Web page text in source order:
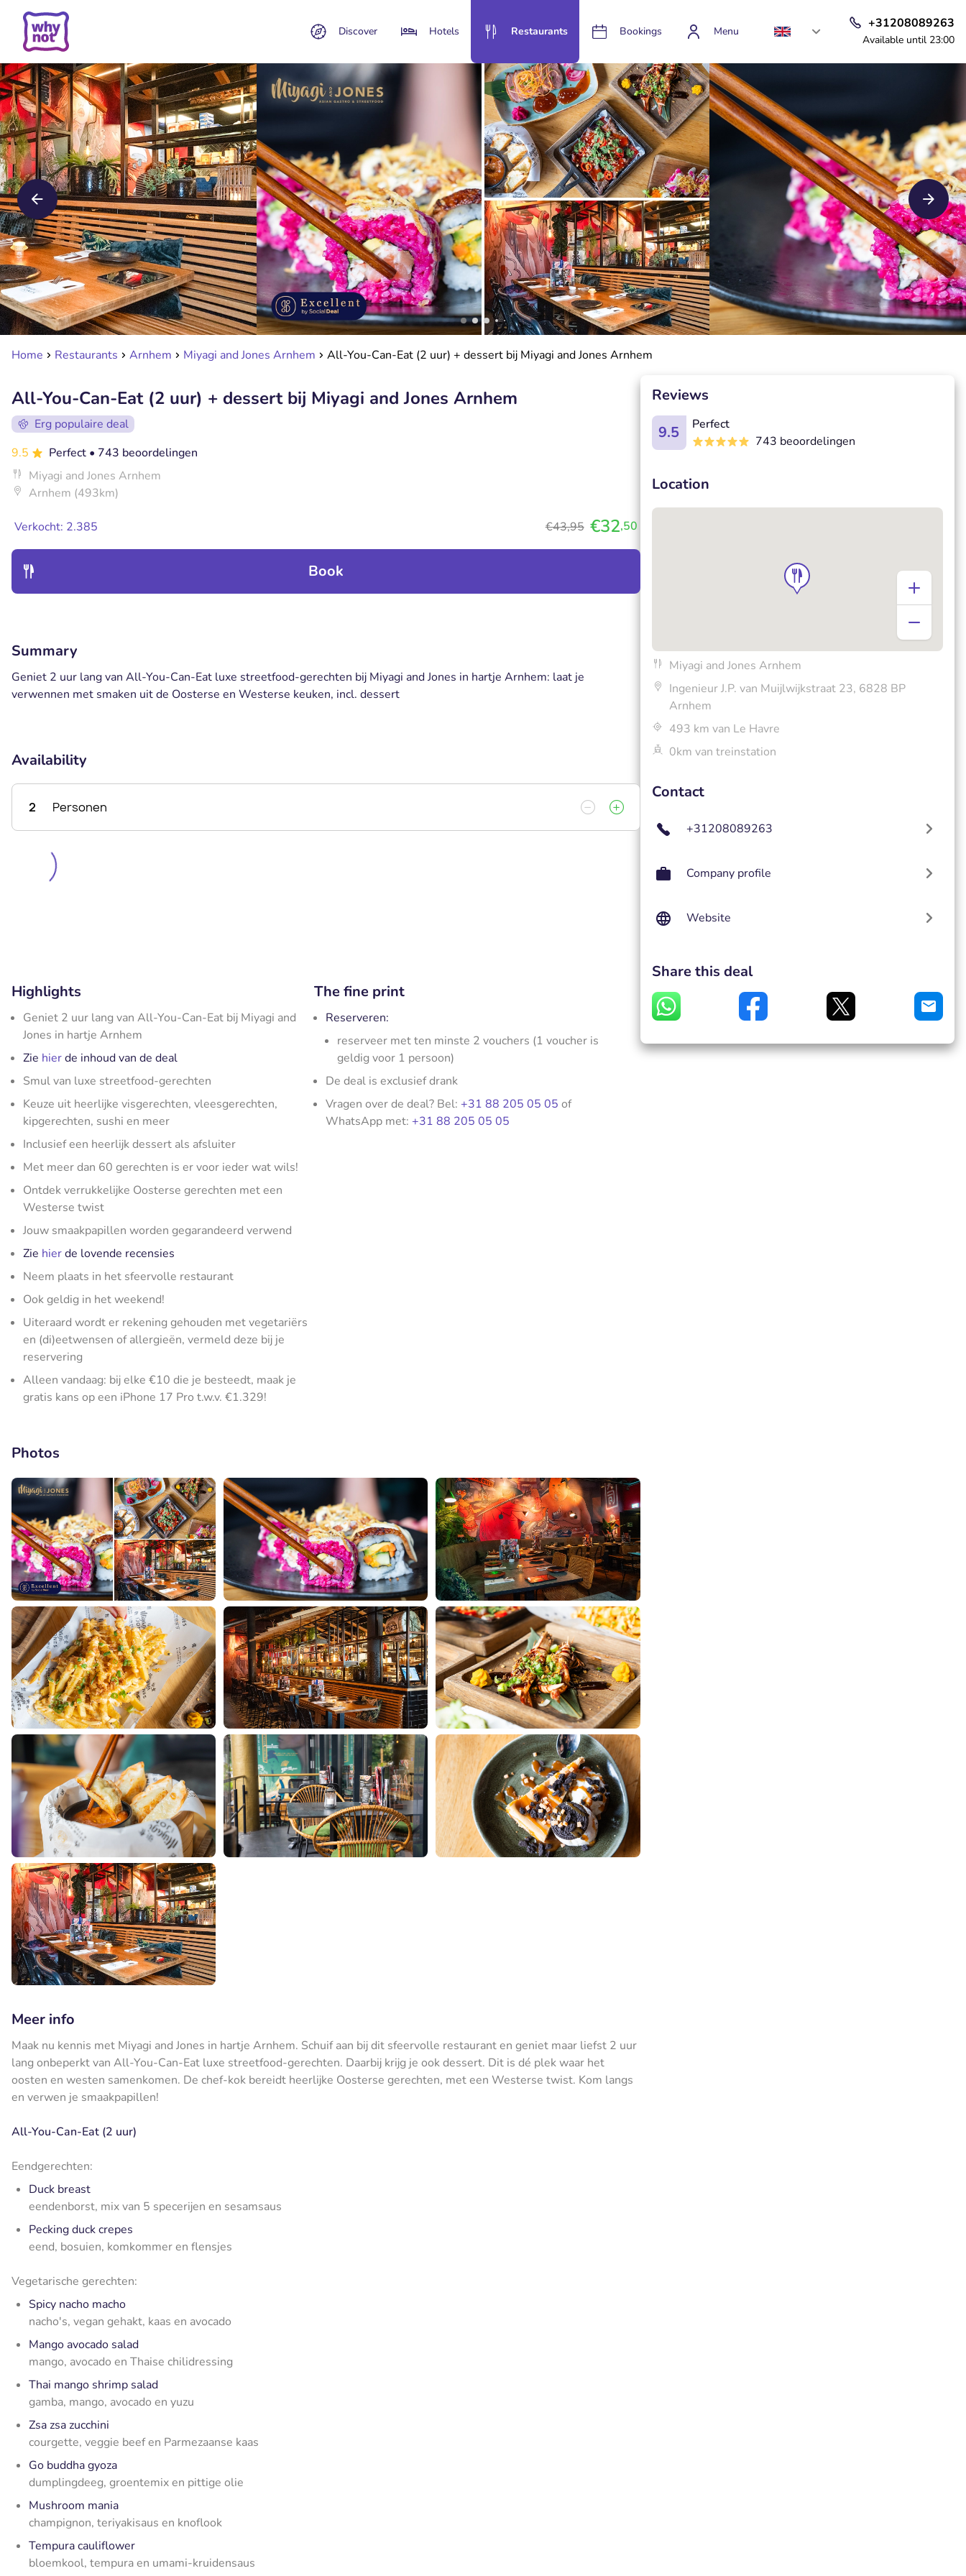
Discover Hotels Restaurants Bookings Menu
+31208089263
Available until 23:00
Home Restaurants Arnhem Miyagi and Jones Arnhem All-You-Can-Eat (2 uur) + dessert bij Miyagi and Jones Arnhem
All-You-Can-Eat (2 uur) + dessert bij Miyagi and Jones Arnhem
Erg populaire deal
9.5
Perfect • 743 beoordelingen
Miyagi and Jones Arnhem
Arnhem (493km)
Verkocht: 2.385 €43,95 €32,50
Book
Summary
Geniet 2 uur lang van All-You-Can-Eat luxe streetfood-gerechten bij Miyagi and Jones in hartje Arnhem: laat je
verwennen met smaken uit de Oosterse en Westerse keuken, incl. dessert
Availability
2 Personen
Highlights
Geniet 2 uur lang van All-You-Can-Eat bij Miyagi and
Jones in hartje Arnhem
Zie hierde inhoud van de deal
Smul van luxe streetfood-gerechten
Keuze uit heerlijke visgerechten, vleesgerechten,
kipgerechten, sushi en meer
Inclusief een heerlijk dessert als afsluiter
Met meer dan 60 gerechten is er voor ieder wat wils!
Ontdek verrukkelijke Oosterse gerechten met een
Westerse twist
Jouw smaakpapillen worden gegarandeerd verwend
Zie hierde lovende recensies
Neem plaats in het sfeervolle restaurant
Ook geldig in het weekend!
Uiteraard wordt er rekening gehouden met vegetariërs
en (di)eetwensen of allergieën, vermeld deze bij je
reservering
Alleen vandaag: bij elke €10 die je besteedt, maak je
gratis kans op een iPhone 17 Pro t.w.v. €1.329!
The fine print
Reserveren:
reserveer met ten minste 2 vouchers (1 voucher is
geldig voor 1 persoon)
De deal is exclusief drank
Vragen over de deal? Bel: +31 88 205 05 05 of
WhatsApp met: +31 88 205 05 05
Photos
Meer info
Maak nu kennis met Miyagi and Jones in hartje Arnhem. Schuif aan bij dit sfeervolle restaurant en geniet maar liefst 2 uur
lang onbeperkt van All-You-Can-Eat luxe streetfood-gerechten. Daarbij krijg je ook dessert. Dit is dé plek waar het
oosten en westen samenkomen. De chef-kok bereidt heerlijke Oosterse gerechten, met een Westerse twist. Kom langs
en verwen je smaakpapillen!
All-You-Can-Eat (2 uur)
Eendgerechten:
Duck breast
eendenborst, mix van 5 specerijen en sesamsaus
Pecking duck crepes
eend, bosuien, komkommer en flensjes
Vegetarische gerechten:
Spicy nacho macho
nacho's, vegan gehakt, kaas en avocado
Mango avocado salad
mango, avocado en Thaise chilidressing
Thai mango shrimp salad
gamba, mango, avocado en yuzu
Zsa zsa zucchini
courgette, veggie beef en Parmezaanse kaas
Go buddha gyoza
dumplingdeeg, groentemix en pittige olie
Mushroom mania
champignon, teriyakisaus en knoflook
Tempura cauliflower
bloemkool, tempura en umami-kruidensaus
Reviews
9.5
Perfect
743 beoordelingen
Location
Miyagi and Jones Arnhem
Ingenieur J.P. van Muijlwijkstraat 23, 6828 BP
Arnhem
493 km van Le Havre
0km van treinstation
Contact
+31208089263
Company profile
Website
Share this deal